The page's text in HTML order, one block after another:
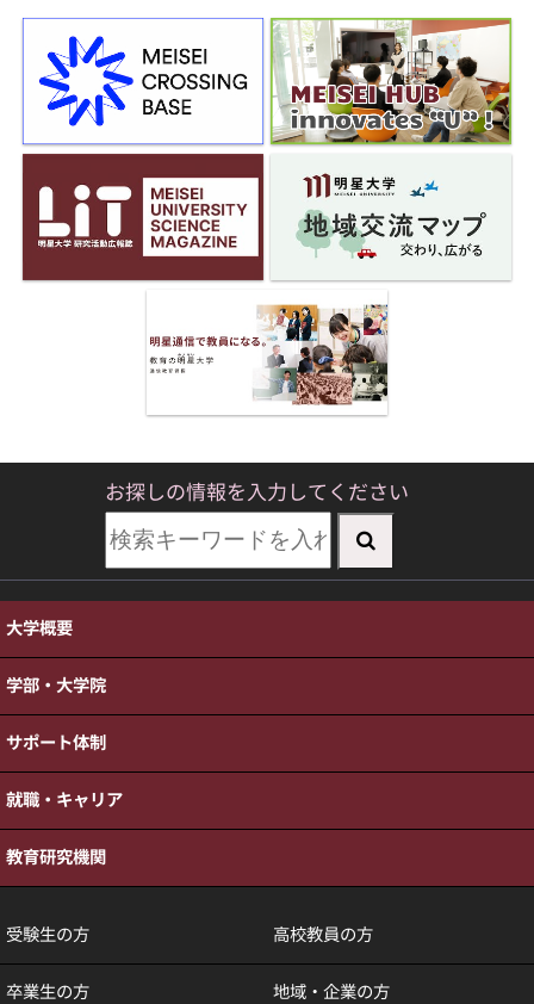
お探しの情報を入力してください
大学概要
学部・大学院
サポート体制
就職・キャリア
教育研究機関
受験生の方 高校教員の方
卒業生の方 地域・企業の方